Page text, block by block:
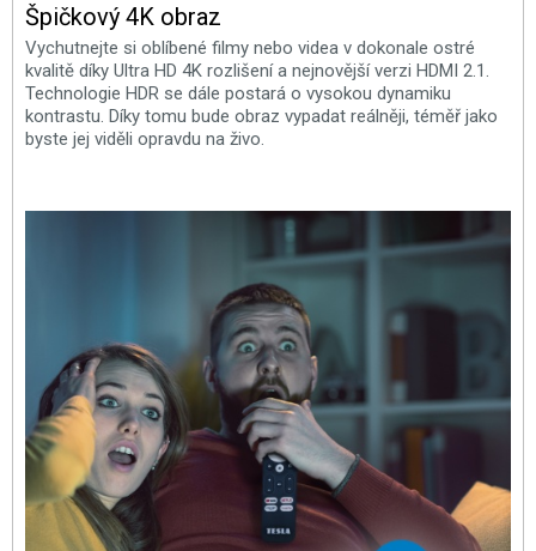
Špičkový 4K obraz
Vychutnejte si oblíbené filmy nebo videa v dokonale ostré
kvalitě díky Ultra HD 4K rozlišení a nejnovější verzi HDMI 2.1.
Technologie HDR se dále postará o vysokou dynamiku
kontrastu. Díky tomu bude obraz vypadat reálněji, téměř jako
byste jej viděli opravdu na živo.